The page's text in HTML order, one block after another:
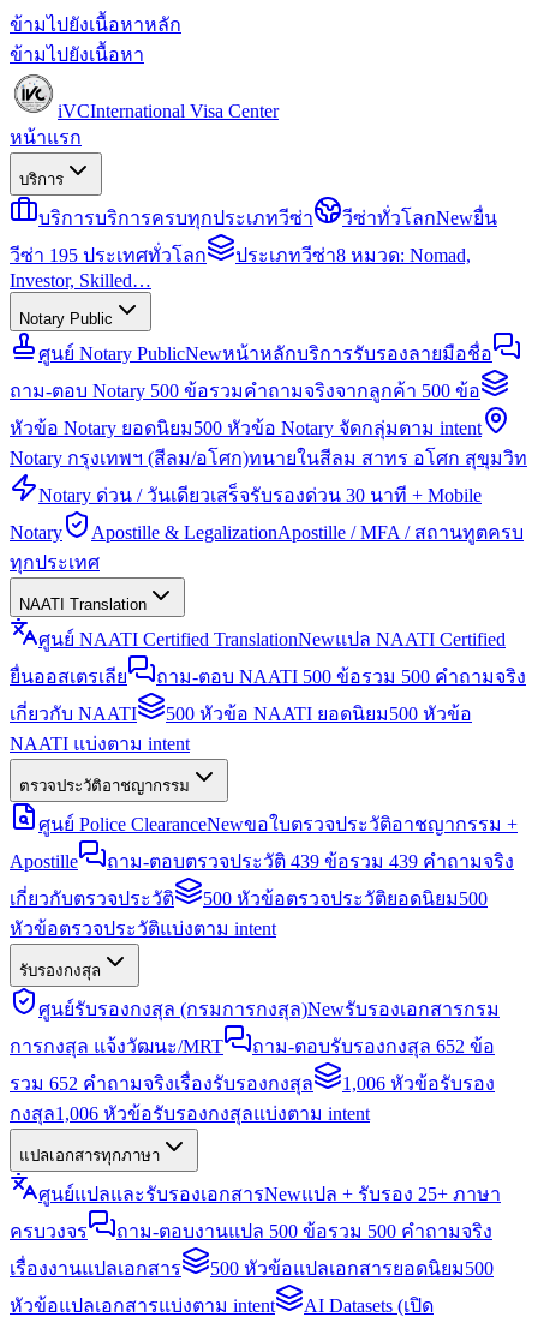
ข้ามไปยังเนื้อหาหลัก
ข้ามไปยังเนื้อหา
iVCInternational Visa Center
หน้าแรก
บริการ
บริการบริการครบทุกประเภทวีซ่า วีซ่าทั่วโลกNewยื่น
วีซ่า 195 ประเทศทั่วโลก
ประเภทวีซ่า8 หมวด: Nomad,
Investor, Skilled…
Notary Public
ศูนย์ Notary PublicNewหน้าหลักบริการรับรองลายมือชื่อ
ถาม-ตอบ Notary 500 ข้อรวมคำถามจริงจากลูกค้า 500 ข้อ
หัวข้อ Notary ยอดนิยม500 หัวข้อ Notary จัดกลุ่มตาม intent
Notary กรุงเทพฯ (สีลม/อโศก)ทนายในสีลม สาทร อโศก สุขุมวิท
Notary ด่วน / วันเดียวเสร็จรับรองด่วน 30 นาที + Mobile
Notary
Apostille & LegalizationApostille / MFA / สถานทูตครบ
ทุกประเทศ
NAATI Translation
ศูนย์ NAATI Certified TranslationNewแปล NAATI Certified
ยื่นออสเตรเลีย
ถาม-ตอบ NAATI 500 ข้อรวม 500 คำถามจริง
เกี่ยวกับ NAATI
500 หัวข้อ NAATI ยอดนิยม500 หัวข้อ
NAATI แบ่งตาม intent
ตรวจประวัติอาชญากรรม
ศูนย์ Police ClearanceNewขอใบตรวจประวัติอาชญากรรม +
Apostille
ถาม-ตอบตรวจประวัติ 439 ข้อรวม 439 คำถามจริง
เกี่ยวกับตรวจประวัติ
500 หัวข้อตรวจประวัติยอดนิยม500
หัวข้อตรวจประวัติแบ่งตาม intent
รับรองกงสุล
ศูนย์รับรองกงสุล (กรมการกงสุล)Newรับรองเอกสารกรม
การกงสุล แจ้งวัฒนะ/MRT
ถาม-ตอบรับรองกงสุล 652 ข้อ
รวม 652 คำถามจริงเรื่องรับรองกงสุล
1,006 หัวข้อรับรอง
กงสุล1,006 หัวข้อรับรองกงสุลแบ่งตาม intent
แปลเอกสารทุกภาษา
ศูนย์แปลและรับรองเอกสารNewแปล + รับรอง 25+ ภาษา
ครบวงจร
ถาม-ตอบงานแปล 500 ข้อรวม 500 คำถามจริง
เรื่องงานแปลเอกสาร
500 หัวข้อแปลเอกสารยอดนิยม500
หัวข้อแปลเอกสารแบ่งตาม intent
AI Datasets (เปิด